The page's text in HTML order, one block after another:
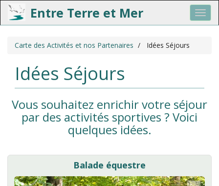
principal
Entre Terre et Mer
Carte des Activités et nos Partenaires Idées Séjours
Idées Séjours
Vous souhaitez enrichir votre séjour
par des activités sportives ? Voici
quelques idées.
Balade équestre